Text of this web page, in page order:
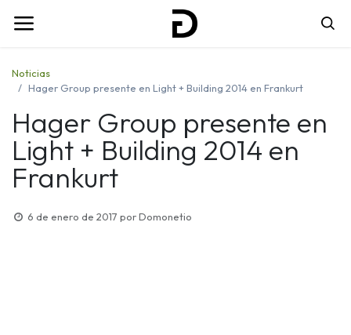
Noticias
Hager Group presente en Light + Building 2014 en Frankurt
Hager Group presente en
Light + Building 2014 en
Frankurt
6 de enero de 2017 porDomonetio